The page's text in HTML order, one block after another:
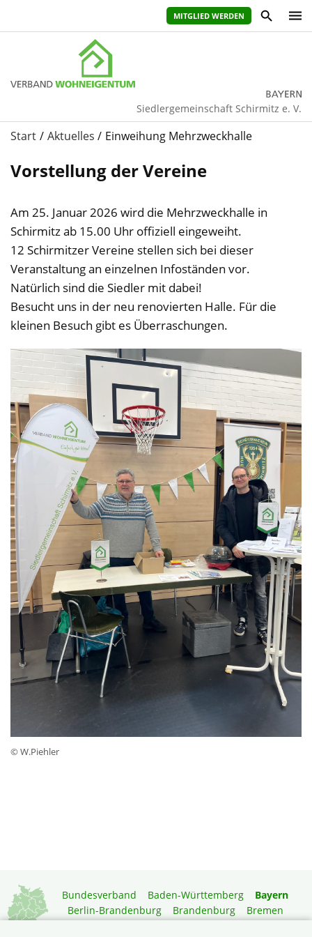
MITGLIED WERDEN
Siedlergemeinschaft Schirmitz e. V.
Start Aktuelles Einweihung Mehrzweckhalle
Vorstellung der Vereine
Am 25. Januar 2026 wird die Mehrzweckhalle in
Schirmitz ab 15.00 Uhr offiziell eingeweiht.
12 Schirmitzer Vereine stellen sich bei dieser
Veranstaltung an einzelnen Infoständen vor.
Natürlich sind die Siedler mit dabei!
Besucht uns in der neu renovierten Halle. Für die
kleinen Besuch gibt es Überraschungen.
© W.Piehler
Bundesverband Baden-Württemberg
Bayern
Berlin-Brandenburg
Brandenburg
Bremen